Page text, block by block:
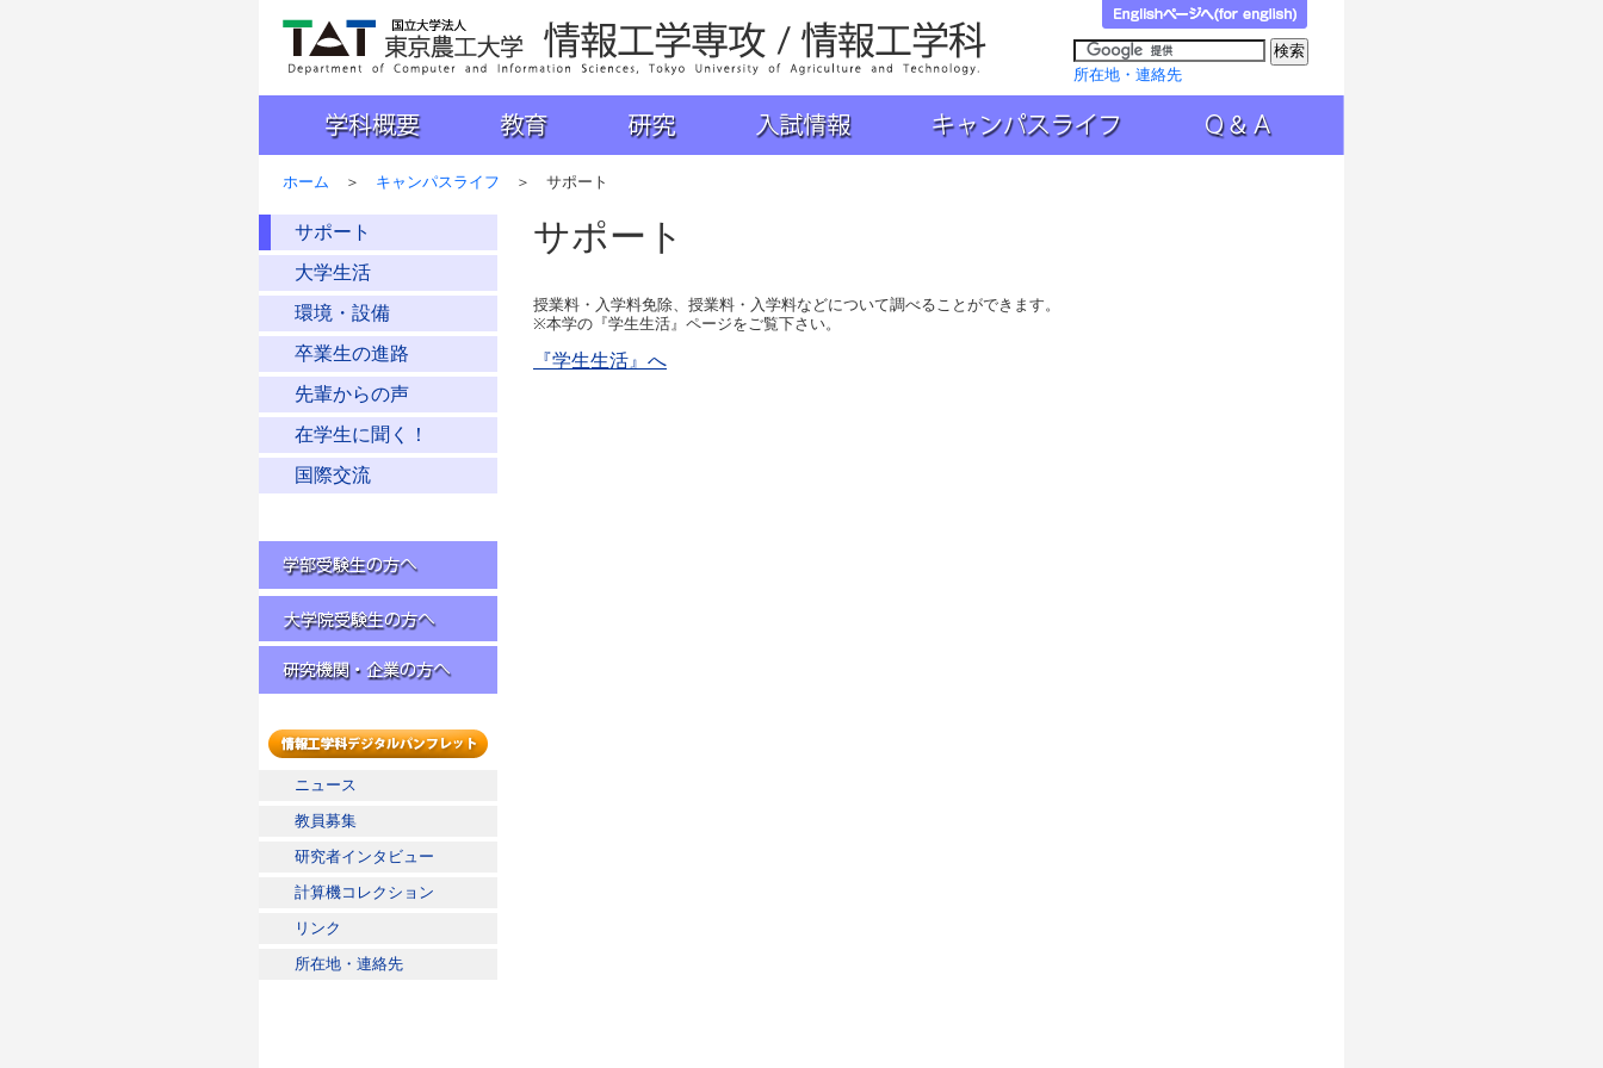
国立大学法人 東京農工大学 工学部 情報工学科
所在地・連絡先
ホーム ＞ キャンパスライフ ＞ サポート
サポート
大学生活
環境・設備
卒業生の進路
先輩からの声
在学生に聞く！
国際交流
学部受験生の方へ
大学院受験生の方へ
ニュース
教員募集
研究者インタビュー
計算機コレクション
リンク
所在地・連絡先
サポート
授業料・入学料免除、授業料・入学料などについて調べることができます。
※本学の『学生生活』ページをご覧下さい。
『学生生活』へ